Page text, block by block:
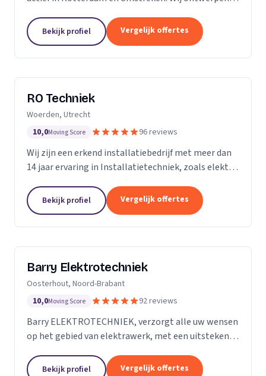
bedrijfspanden, horeca zaken, winkelcentra, en nog
veel meer....
Bekijk profiel Vergelijk offertes
RO Techniek
Woerden, Utrecht
10,0Moving Score 96 reviews
Wij zijn een erkend installatiebedrijf met meer dan
14 jaar ervaring in Installatietechniek, zoals elektra,
Bekijk profiel Vergelijk offertes
Barry Elektrotechniek
Oosterhout, Noord-Brabant
10,0Moving Score 92 reviews
Barry ELEKTROTECHNIEK, verzorgt alle uw wensen
op het gebied van elektrawerk, met een uitstekende
Scholen en Bedrijven. Groepenkast vernieuwen,...
Bekijk profiel Vergelijk offertes